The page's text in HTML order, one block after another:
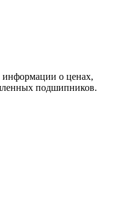
информации о ценах,
подшипников.